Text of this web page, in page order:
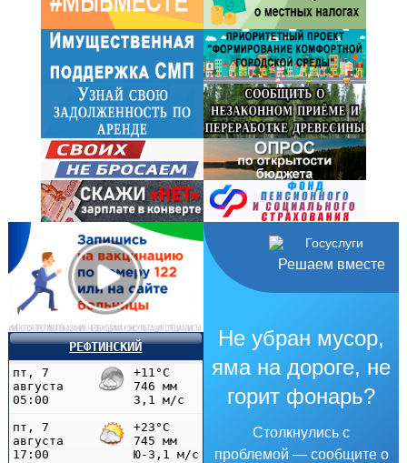
Решаем вместе
Не убран мусор,
яма на дороге, не
горит фонарь?
Столкнулись с
проблемой — сообщите о
РЕФТИНСКИЙ